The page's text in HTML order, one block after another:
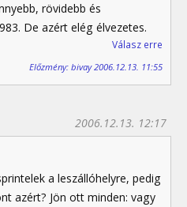
rövidebb és
De azért elég élvezetes.
Válasz erre
Előzmény: bivay 2006.12.13. 11:55
2006.12.13. 12:17
a leszállóhelyre, pedig
azért? Jön ott minden: vagy